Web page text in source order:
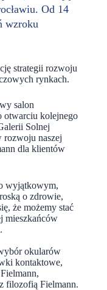
Od 14
wzroku
strategii rozwoju
rynkach.
salon
otwarciu kolejnego
Solnej
naszej
dla klientów
wyjątkowym,
o zdrowie,
że możemy stać
mieszkańców
okularów
kontaktowe,
filozofią Fielmann.